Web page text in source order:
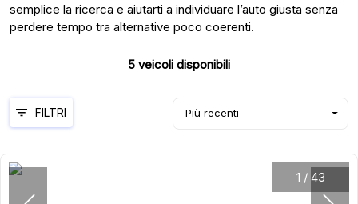
semplice la ricerca e aiutarti a individuare l’auto giusta senza
perdere tempo tra alternative poco coerenti.
5 veicoli disponibili
Più recenti
FILTRI
1 / 43